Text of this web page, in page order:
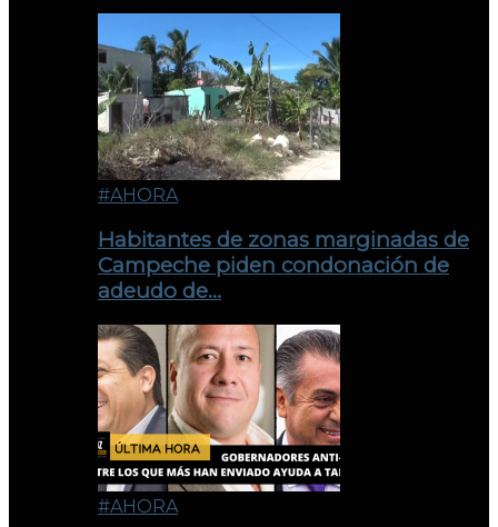
#AHORA
Habitantes de zonas marginadas de
Campeche piden condonación de
adeudo de…
#AHORA